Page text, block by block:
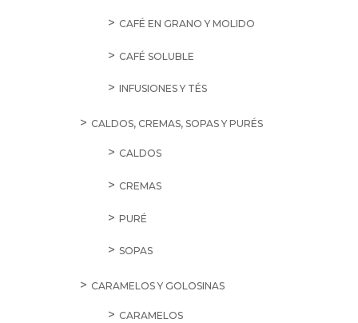
CAFÉ EN GRANO Y MOLIDO
CAFÉ SOLUBLE
INFUSIONES Y TÉS
CALDOS, CREMAS, SOPAS Y PURÉS
CALDOS
CREMAS
PURÉ
SOPAS
CARAMELOS Y GOLOSINAS
CARAMELOS